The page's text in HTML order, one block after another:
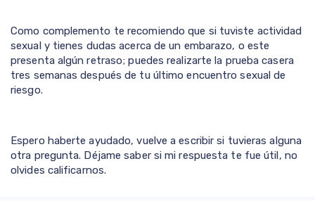
Como complemento te recomiendo que si tuviste actividad
sexual y tienes dudas acerca de un embarazo, o este
presenta algún retraso; puedes realizarte la prueba casera
tres semanas después de tu último encuentro sexual de
riesgo.
Espero haberte ayudado, vuelve a escribir si tuvieras alguna
otra pregunta. Déjame saber si mi respuesta te fue útil, no
olvides calificarnos.